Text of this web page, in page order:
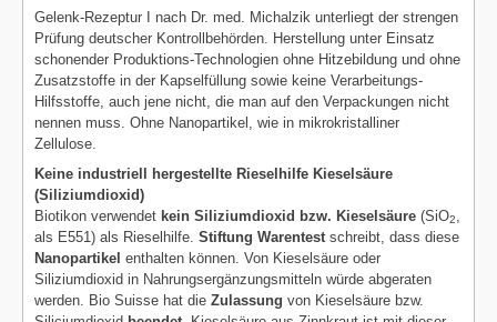
Gelenk-Rezeptur I nach Dr. med. Michalzik unterliegt der strengen
Prüfung deutscher Kontrollbehörden. Herstellung unter Einsatz
schonender Produktions-Technologien ohne Hitzebildung und ohne
Zusatzstoffe in der Kapselfüllung sowie keine Verarbeitungs-
Hilfsstoffe, auch jene nicht, die man auf den Verpackungen nicht
nennen muss. Ohne Nanopartikel, wie in mikrokristalliner
Zellulose.
Keine industriell hergestellte Rieselhilfe Kieselsäure
(Siliziumdioxid)
Biotikon verwendet kein Siliziumdioxid bzw. Kieselsäure (SiO2
als E551) als Rieselhilfe. Stiftung Warentest schreibt, dass diese
Nanopartikel enthalten können. Von Kieselsäure oder
Siliziumdioxid in Nahrungsergänzungsmitteln würde abgeraten
werden. Bio Suisse hat die Zulassung von Kieselsäure bzw.